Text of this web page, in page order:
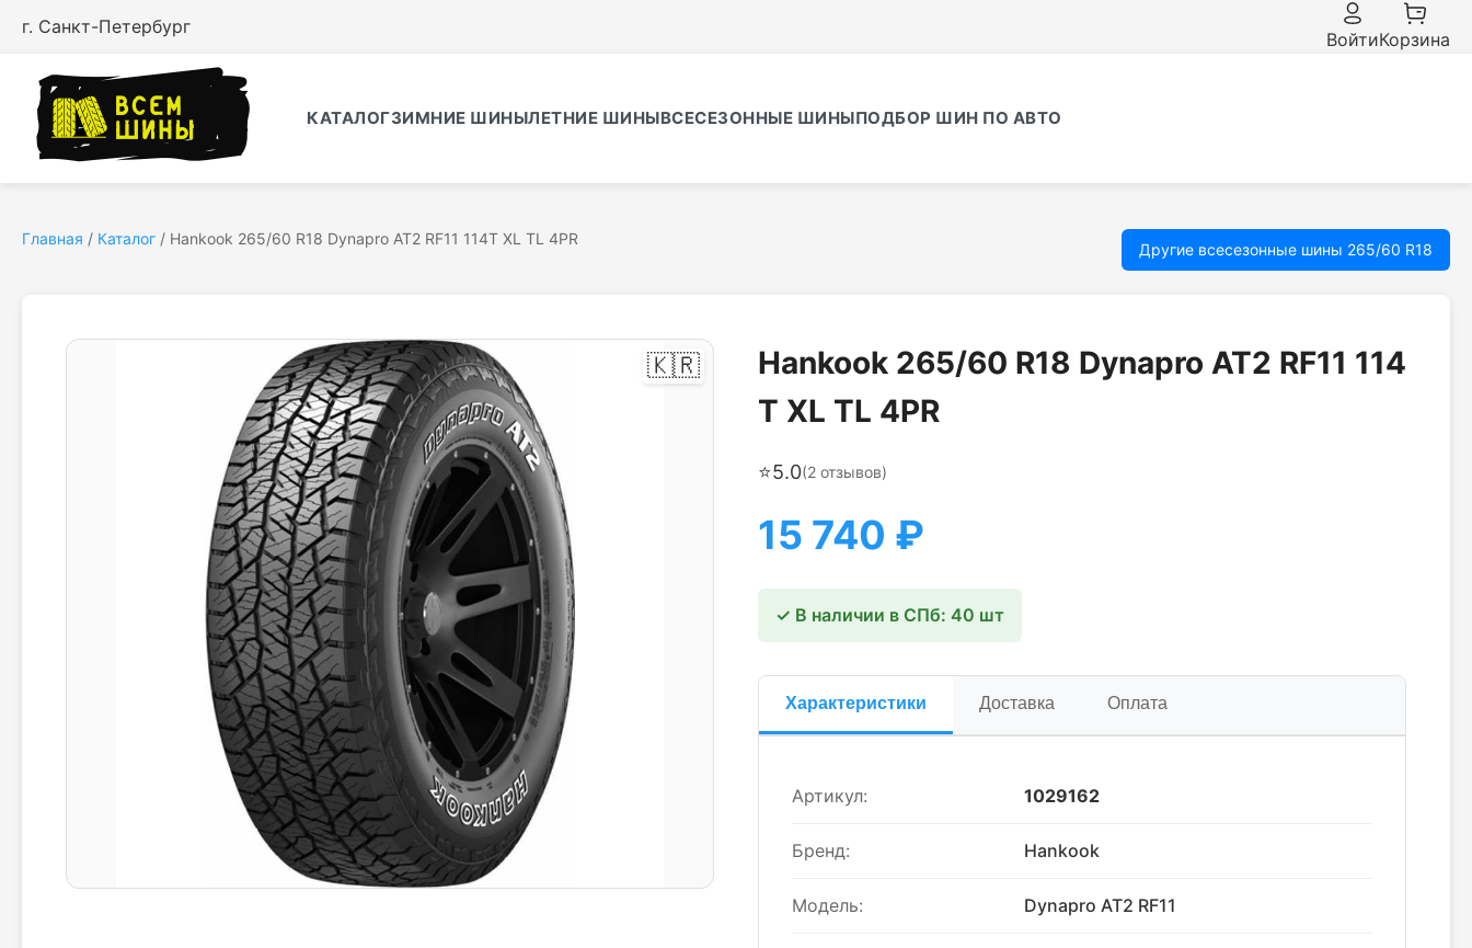
г. Санкт-Петербург
ВойтиКорзина
КАТАЛОГЗИМНИЕ ШИНЫЛЕТНИЕ ШИНЫВСЕСЕЗОННЫЕ ШИНЫПОДБОР ШИН ПО АВТО
Главная / Каталог / Hankook 265/60 R18 Dynapro AT2 RF11 114T XL TL 4PR
Другие всесезонные шины 265/60 R18
🇰🇷
Hankook 265/60 R18 Dynapro AT2 RF11 114
T XL TL 4PR
⭐5.0(2 отзывов)
15 740 ₽
✓ В наличии в СПб: 40 шт
Характеристики Доставка Оплата
Артикул: 1029162
Бренд: Hankook
Модель: Dynapro AT2 RF11